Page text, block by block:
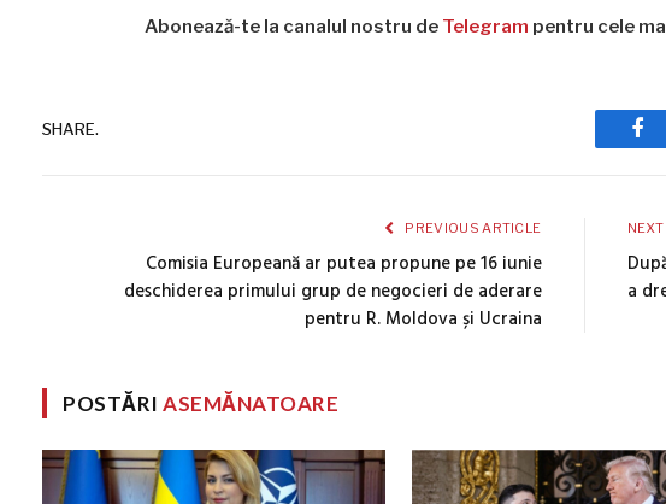
Abonează-te la canalul nostru de Telegram pentru cele
SHARE.
PREVIOUS ARTICLE
Comisia Europeană ar putea propune pe 16 iunie
deschiderea primului grup de negocieri de aderare
pentru R. Moldova și Ucraina
a
POSTĂRIASEMĂNATOARE